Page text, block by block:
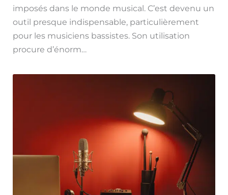
imposés dans le monde musical. C’est devenu un
outil presque indispensable, particulièrement
pour les musiciens bassistes. Son utilisation
procure d’énorm…